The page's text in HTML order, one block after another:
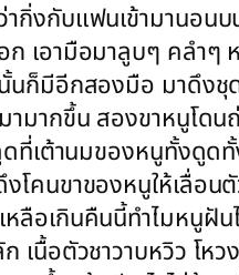
งกับแฟนเข้ามานอน
เอามือมาลูบๆ คลำๆ
ก็มีอีกสองมือ มาดึง
ากขึ้น สองขาหนูโด
ดที่เต้านมของหนูทั้งดู
นขาของหนูให้เลื่อน
ลือเกินคืนนี้ทำไมหนู
เนื้อตัวชาวาบหวิว